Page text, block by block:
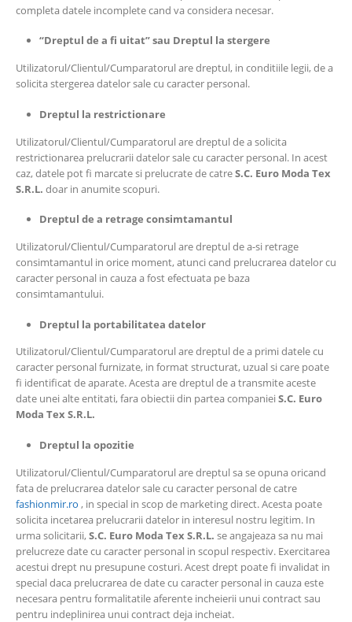
completa datele incomplete cand va considera necesar.
“Dreptul de a fi uitat” sau Dreptul la stergere
Utilizatorul/Clientul/Cumparatorul are dreptul, in conditiile legii, de a
solicita stergerea datelor sale cu caracter personal.
Dreptul la restrictionare
Utilizatorul/Clientul/Cumparatorul are dreptul de a solicita
restrictionarea prelucrarii datelor sale cu caracter personal. In acest
caz, datele pot fi marcate si prelucrate de catreS.C. Euro Moda Tex
S.R.L. doar in anumite scopuri.
Dreptul de a retrage consimtamantul
Utilizatorul/Clientul/Cumparatorul are dreptul de a-si retrage
consimtamantul in orice moment, atunci cand prelucrarea datelor cu
caracter personal in cauza a fost efectuata pe baza
consimtamantului.
Dreptul la portabilitatea datelor
Utilizatorul/Clientul/Cumparatorul are dreptul de a primi datele cu
caracter personal furnizate, in format structurat, uzual si care poate
fi identificat de aparate. Acesta are dreptul de a transmite aceste
date unei alte entitati, fara obiectii din partea companieiS.C. Euro
Moda Tex S.R.L.
Dreptul la opozitie
Utilizatorul/Clientul/Cumparatorul are dreptul sa se opuna oricand
fata de prelucrarea datelor sale cu caracter personal de catre
fashionmir.ro , in special in scop de marketing direct. Acesta poate
solicita incetarea prelucrarii datelor in interesul nostru legitim. In
urma solicitarii,S.C. Euro Moda Tex S.R.L. se angajeaza sa nu mai
prelucreze date cu caracter personal in scopul respectiv. Exercitarea
acestui drept nu presupune costuri. Acest drept poate fi invalidat in
special daca prelucrarea de date cu caracter personal in cauza este
necesara pentru formalitatile aferente incheierii unui contract sau
pentru indeplinirea unui contract deja incheiat.